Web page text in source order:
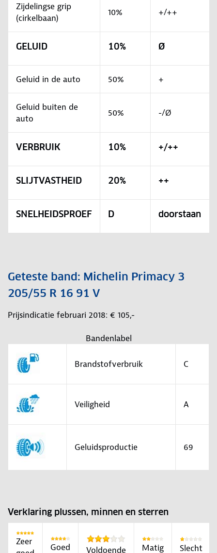
Zijdelingse grip
(cirkelbaan)
10% +/++
GELUID 10% Ø
Geluid in de auto 50% +
Geluid buiten de
auto
50% -/Ø
VERBRUIK 10% +/++
SLIJTVASTHEID 20% ++
SNELHEIDSPROEF D doorstaan
Geteste band: Michelin Primacy 3
205/55 R 16 91 V
Prijsindicatie februari 2018: € 105,-
Bandenlabel
Brandstofverbruik C
Veiligheid A
Geluidsproductie 69
Verklaring plussen, minnen en sterren
Zeer
Goed Voldoende Matig Slecht